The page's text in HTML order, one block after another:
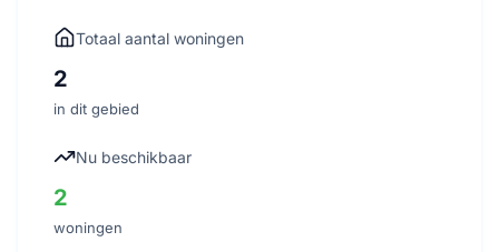
Totaal aantal woningen
2
in dit gebied
Nu beschikbaar
2
woningen